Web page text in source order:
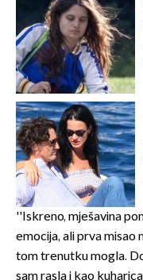
''Iskreno, mješavina
emocija, ali prva misao
tom trenutku mogla.
sam rasla i kao